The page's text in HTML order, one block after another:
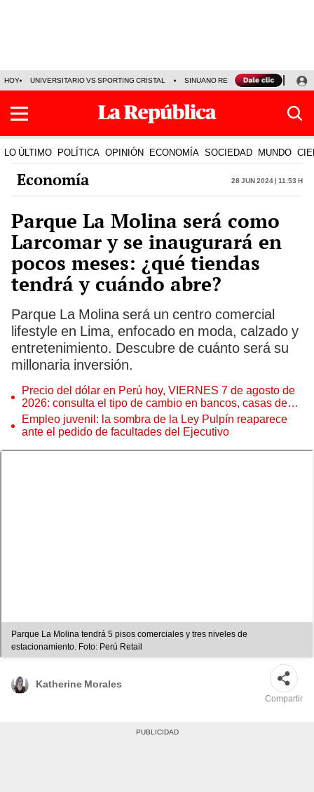
HOY UNIVERSITARIO VS SPORTING CRISTAL SINUANO RESULTADOS HOY
LO ÚLTIMO POLÍTICA OPINIÓN ECONOMÍA SOCIEDAD MUNDO
Economía 28 Jun 2024 | 11:53 h
Parque La Molina será como
Larcomar y se inaugurará en
pocos meses: ¿qué tiendas
tendrá y cuándo abre?
Parque La Molina será un centro comercial
lifestyle en Lima, enfocado en moda, calzado y
entretenimiento. Descubre de cuánto será su
millonaria inversión.
Precio del dólar en Perú hoy, VIERNES 7 de agosto de
2026: consulta el tipo de cambio en bancos, casas de
cambio y plataformas digitales
Empleo juvenil: la sombra de la Ley Pulpín reaparece
ante el pedido de facultades del Ejecutivo
Parque La Molina tendrá 5 pisos comerciales y tres niveles de
estacionamiento. Foto: Perú Retail
Katherine Morales
Compartir